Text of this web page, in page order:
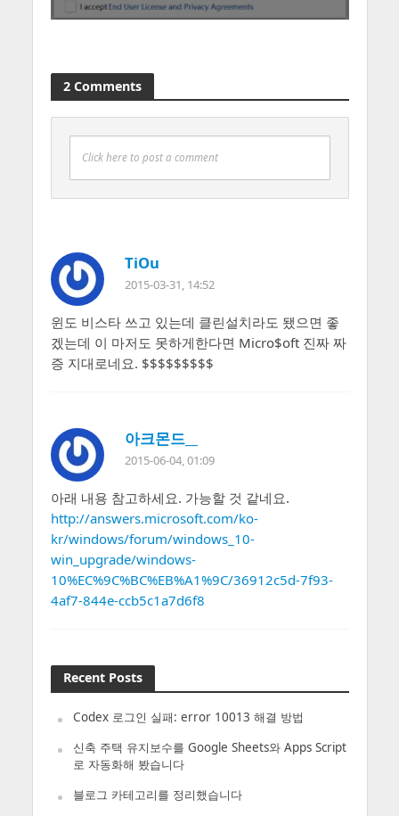
2 Comments
Click here to post a comment
TiOu
2015-03-31, 14:52
윈도 비스타 쓰고 있는데 클린설치라도 됐으면 좋
겠는데 이 마저도 못하게한다면 Micro$oft 진짜 짜
증 지대로네요. $$$$$$$$$
아크몬드__
2015-06-04, 01:09
아래 내용 참고하세요. 가능할 것 같네요.
http://answers.microsoft.com/ko-
kr/windows/forum/windows_10-
win_upgrade/windows-
10%EC%9C%BC%EB%A1%9C/36912c5d-7f93-
4af7-844e-ccb5c1a7d6f8
Recent Posts
Codex 로그인 실패: error 10013 해결 방법
신축 주택 유지보수를 Google Sheets와 Apps Script
로 자동화해 봤습니다
블로그 카테고리를 정리했습니다